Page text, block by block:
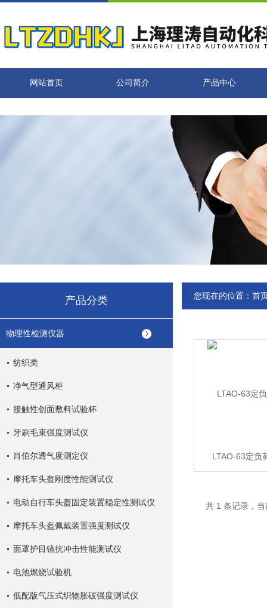
网站首页 公司简介 产品中心
产品分类
物理性检测仪器
纺织类
净气型通风柜
接触性创面敷料试验杯
牙刷毛束强度测试仪
肖伯尔透气度测定仪
摩托车头盔刚度性能测试仪
电动自行车头盔固定装置稳定性测试仪
摩托车头盔佩戴装置强度测试仪
面罩护目镜抗冲击性能测试仪
电池燃烧试验机
低配版气压式织物胀破强度测试仪
您现在的位置： 首
LTAO-63定负
共 1 条记录，